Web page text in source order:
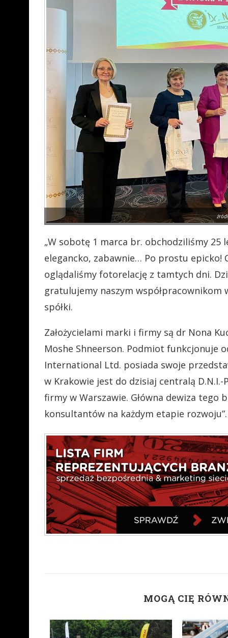
„W sobotę 1 marca br. obchodziliśmy 25
elegancko, zabawnie… Po prostu epicko!
oglądaliśmy fotorelację z tamtych dni.
gratulujemy naszym współpracownikom
spółki.
Założycielami marki i firmy są dr Nona
Moshe Shneerson. Podmiot funkcjonuje
International Ltd. posiada swoje
w Krakowie jest do dzisiaj centralą
firmy w Warszawie. Główna dewiza tego
konsultantów na każdym etapie rozwoju”.
MOGĄ CIĘ